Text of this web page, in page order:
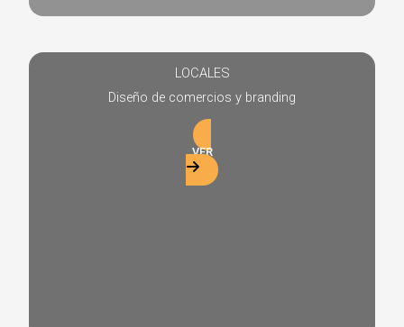
LOCALES
Diseño de comercios y branding
VER